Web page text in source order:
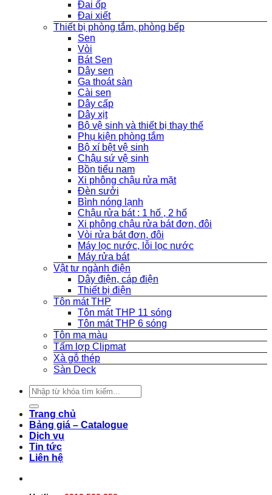
Đai ốp
Đai xiết
Thiết bị phòng tắm, phòng bếp
Sen
Vòi
Bát Sen
Dây sen
Ga thoát sàn
Cài sen
Dây cấp
Dây xịt
Bộ vệ sinh và thiết bị thay thế
Phụ kiện phòng tắm
Bộ xí bệt vệ sinh
Chậu sứ vệ sinh
Bồn tiểu nam
Xi phông chậu rửa mặt
Đèn sưởi
Bình nóng lạnh
Chậu rửa bát : 1 hố , 2 hố
Xi phông chậu rửa bát đơn, đôi
Vòi rửa bát đơn, đôi
Máy lọc nước, lỗi lọc nước
Máy rửa bát
Vật tư ngành điện
Dây điện, cáp điện
Thiết bị điện
Tôn mát THP
Tôn mát THP 11 sóng
Tôn mát THP 6 sóng
Tôn mạ màu
Tấm lợp Clipmat
Xà gỗ thép
Sàn Deck
Search
for:
Trang chủ
Bảng giá – Catalogue
Dịch vụ
Tin tức
Liên hệ